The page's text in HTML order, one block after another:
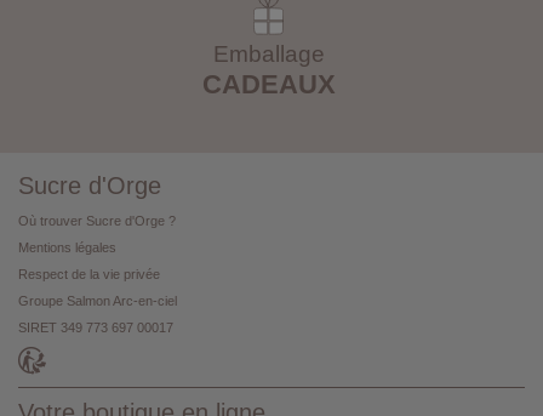
Emballage
CADEAUX
Sucre d'Orge
Où trouver Sucre d'Orge ?
Mentions légales
Respect de la vie privée
Groupe Salmon Arc-en-ciel
SIRET 349 773 697 00017